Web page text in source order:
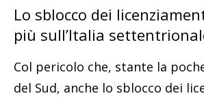
Lo sblocco dei
più sull’Italia
Col pericolo che, stante la
del Sud, anche lo sblocco dei